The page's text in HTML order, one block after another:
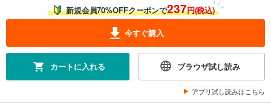
新規会員70%OFFクーポンで237円(税込)
今すぐ購入
カートに入れる ブラウザ試し読み
アプリ試し読みはこちら